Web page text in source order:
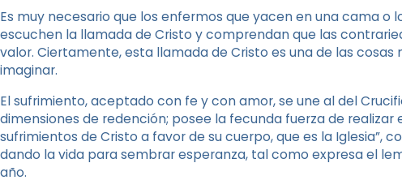
Es muy necesario que los enfermos que yacen en una cama o
escuchen la llamada de Cristo y comprendan que las
valor. Ciertamente, esta llamada de Cristo es una de las cosas
imaginar.
El sufrimiento, aceptado con fe y con amor, se une al del
dimensiones de redención; posee la fecunda fuerza de realizar
sufrimientos de Cristo a favor de su cuerpo, que es la Iglesia”,
dando la vida para sembrar esperanza, tal como expresa el
año.